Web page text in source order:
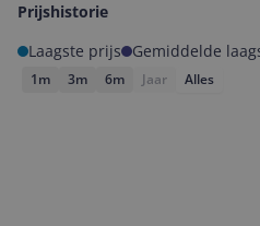
Prijshistorie
Laagste prijs
Gemiddelde
1m 3m 6m Jaar Alles